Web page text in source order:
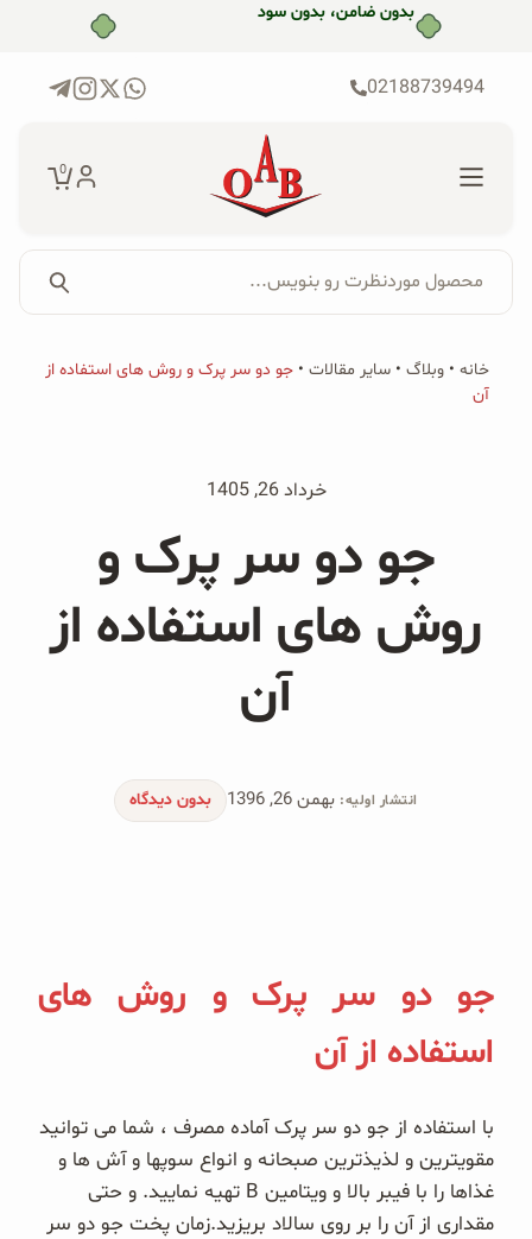
بدون ضامن، بدون سود
02188739494
0
برای:
جستجو...
پکیج‌ها
محصولات ارگانیک
شیرین کننده های طبیعی
رایس کیک
صبحانه و میان وعده
سبوس و جوانه‌ها
محصول موردنظرت رو بنویس...
خانه • وبلاگ • سایر مقالات • جو دو سر پرک و روش های استفاده از
آن
خرداد 26, 1405
جو دو سر پرک و
روش های استفاده از
آن
انتشار اولیه: بهمن 26, 1396 بدون دیدگاه
جو دو سر پرک و روش های
استفاده از آن
با استفاده از جو دو سر پرک آماده مصرف ، شما می توانید
مقویترین و لذیذترین صبحانه و انواع سوپها و آش ها و
غذاها را با فیبر بالا و ویتامین B تهیه نمایید. و حتی
مقداری از آن را بر روی سالاد بریزید.زمان پخت جو دو سر